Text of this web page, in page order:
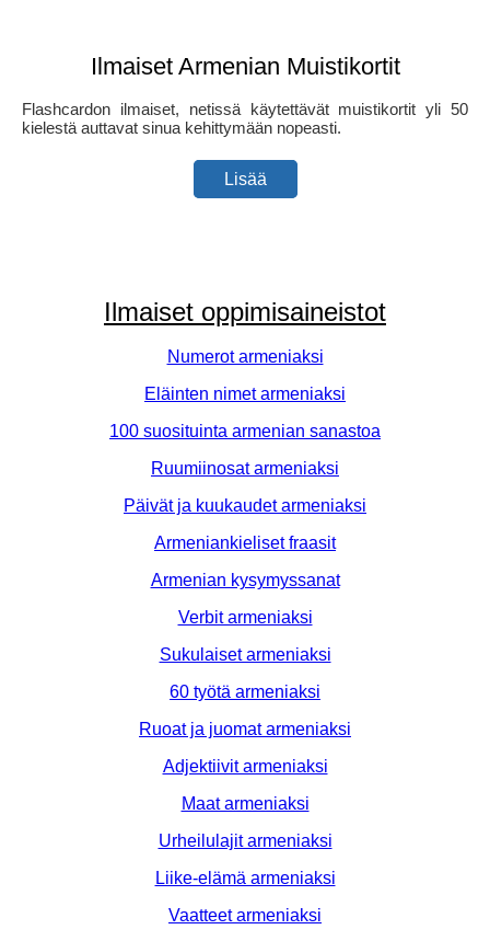
Ilmaiset Armenian Muistikortit
Flashcardon ilmaiset, netissä käytettävät muistikortit yli 50
kielestä auttavat sinua kehittymään nopeasti.
Lisää
Ilmaiset oppimisaineistot
Numerot armeniaksi
Eläinten nimet armeniaksi
100 suosituinta armenian sanastoa
Ruumiinosat armeniaksi
Päivät ja kuukaudet armeniaksi
Armeniankieliset fraasit
Armenian kysymyssanat
Verbit armeniaksi
Sukulaiset armeniaksi
60 työtä armeniaksi
Ruoat ja juomat armeniaksi
Adjektiivit armeniaksi
Maat armeniaksi
Urheilulajit armeniaksi
Liike-elämä armeniaksi
Vaatteet armeniaksi